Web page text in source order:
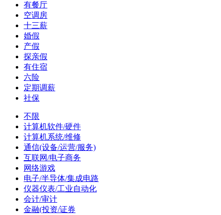
有餐厅
空调房
十三薪
婚假
产假
探亲假
有住宿
六险
定期调薪
社保
不限
计算机软件/硬件
计算机系统/维修
通信(设备/运营/服务)
互联网/电子商务
网络游戏
电子/半导体/集成电路
仪器仪表/工业自动化
会计/审计
金融(投资/证券